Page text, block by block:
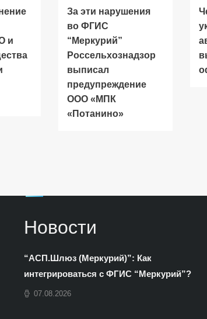
и
За эти нарушения
во ФГИС
“Меркурий”
Россельхознадзор
выписал
предупреждение
ООО «МПК
«Потанино»
Новости
“АСП.Шлюз (Меркурий)”: Как
интегрироваться с ФГИС “Меркурий”?
07.08.2026